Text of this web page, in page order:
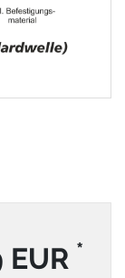
EUR *